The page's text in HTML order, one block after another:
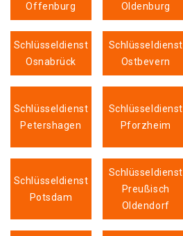
Offenburg
Oldenburg
Schlüsseldienst
Osnabrück
Schlüsseldienst
Ostbevern
Schlüsseldienst
Petershagen
Schlüsseldienst
Pforzheim
Schlüsseldienst
Potsdam
Schlüsseldienst
Preußisch
Oldendorf